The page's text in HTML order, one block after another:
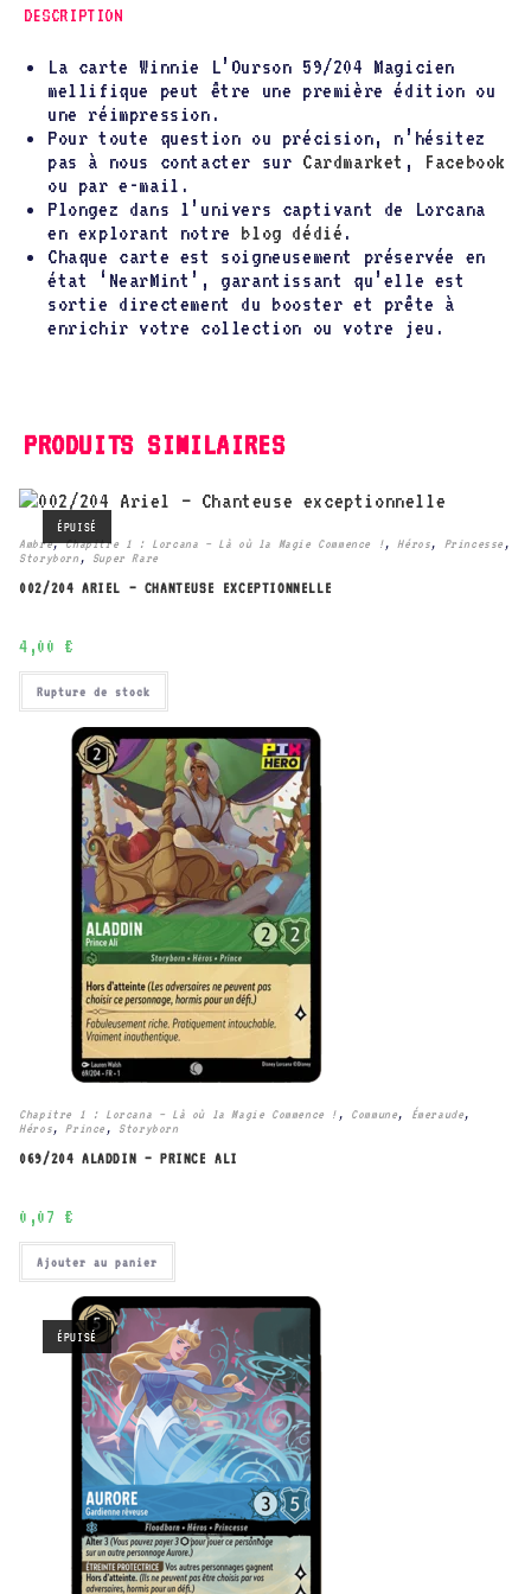
DESCRIPTION
La carte Winnie L’Ourson 59/204 Magicien
mellifique peut être une première édition ou
une réimpression.
Pour toute question ou précision, n’hésitez
pas à nous contacter sur Cardmarket , Facebook
ou par e-mail.
Plongez dans l’univers captivant de Lorcana
en explorant notre blog dédié .
Chaque carte est soigneusement préservée en
état ‘NearMint’, garantissant qu’elle est
sortie directement du booster et prête à
enrichir votre collection ou votre jeu.
PRODUITS SIMILAIRES
ÉPUISÉ
Ambre,Chapitre 1 : Lorcana – Là où la Magie Commence !, Héros, Princesse ,
Storyborn , Super Rare
002/204 ARIEL – CHANTEUSE EXCEPTIONNELLE
4,00 €
Rupture de stock
Chapitre 1 : Lorcana – Là où la Magie Commence ! , Commune, Émeraude,
Héros, Prince , Storyborn
069/204 ALADDIN – PRINCE ALI
0,07 €
Ajouter au panier
ÉPUISÉ